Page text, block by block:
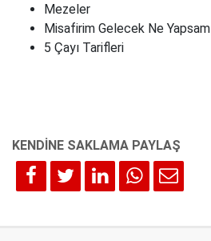
Mezeler
Misafirim Gelecek Ne Yapsam
5 Çayı Tarifleri